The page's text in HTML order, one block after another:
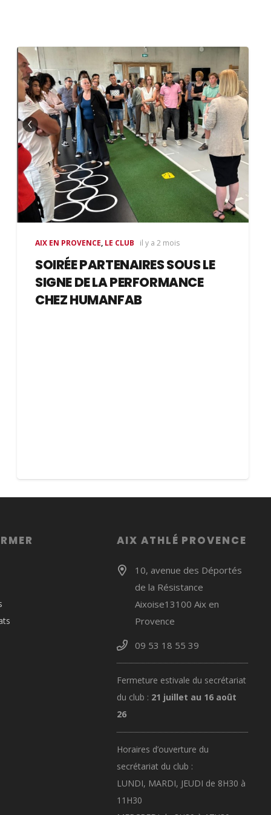
AIX EN PROVENCE, LE CLUB il y a 2 mois
SOIRÉE PARTENAIRES SOUS LE
SIGNE DE LA PERFORMANCE
CHEZ HUMANFAB
AIX ATHLÉ PROVENCE
10, avenue des Déportés
de la Résistance
Aixoise13100 Aix en
Provence
09 53 18 55 39
Fermeture estivale du secrétariat
du club : 21 juillet au 16 août
26
Horaires d’ouverture du
secrétariat du club :
LUNDI, MARDI, JEUDI de 8H30 à
11H30